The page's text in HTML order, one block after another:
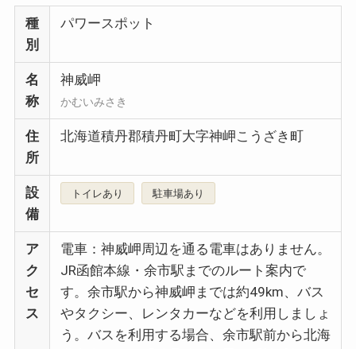
種
別
パワースポット
名
称
神威岬
かむいみさき
住
所
北海道積丹郡積丹町大字神岬こうざき町
設
備
トイレあり 駐車場あり
ア
ク
セ
ス
電車：神威岬周辺を通る電車はありません。
JR函館本線・余市駅までのルート案内で
す。余市駅から神威岬までは約49km、バス
やタクシー、レンタカーなどを利用しましょ
う。バスを利用する場合、余市駅前から北海